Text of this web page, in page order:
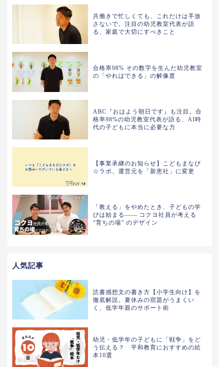
共働きで忙しくても、これだけは手放
さないで。注目の幼児教室代表が語
る、家庭で大切にすべきこと
合格率98% その数字を生んだ幼児教室
の「やればできる」の解像度
ABC『おはよう朝日です』も注目。合
格率98%の幼児教室代表が語る、AI時
代の子どもに本当に必要な力
【事業承継のお知らせ】こどもまなび
☆ラボ、運営元を「新恵社」に変更
「教える」をやめたとき、子どもの学
びは始まる—— コクヨ社員が考える
“育ちの場” のデザイン
人気記事
読書感想文の書き方【小学生向け】を
徹底解説。夏休みの宿題がうまくい
く、低学年親のサポート術
幼児・低学年の子どもに「戦争」をど
う伝える？ 平和教育におすすめの絵
本10選